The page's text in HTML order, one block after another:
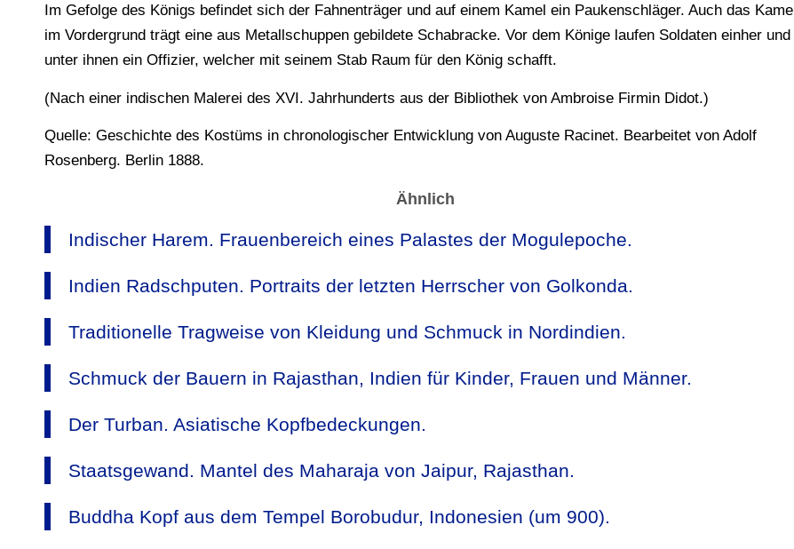
Im Gefolge des Königs befindet sich der Fahnenträger und auf einem Kamel ein Paukenschläger. Auch das Kamel
im Vordergrund trägt eine aus Metallschuppen gebildete Schabracke. Vor dem Könige laufen Soldaten einher und
unter ihnen ein Offizier, welcher mit seinem Stab Raum für den König schafft.
(Nach einer indischen Malerei des XVI. Jahrhunderts aus der Bibliothek von Ambroise Firmin Didot.)
Quelle: Geschichte des Kostüms in chronologischer Entwicklung von Auguste Racinet. Bearbeitet von Adolf
Rosenberg. Berlin 1888.
Ähnlich
Indischer Harem. Frauenbereich eines Palastes der Mogulepoche.
Indien Radschputen. Portraits der letzten Herrscher von Golkonda.
Traditionelle Tragweise von Kleidung und Schmuck in Nordindien.
Schmuck der Bauern in Rajasthan, Indien für Kinder, Frauen und Männer.
Der Turban. Asiatische Kopfbedeckungen.
Staatsgewand. Mantel des Maharaja von Jaipur, Rajasthan.
Buddha Kopf aus dem Tempel Borobudur, Indonesien (um 900).